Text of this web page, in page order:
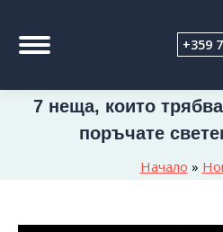
+359
Начало »
7 неща, които
поръчате